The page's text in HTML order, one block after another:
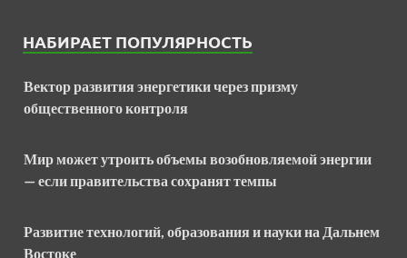
НАБИРАЕТ ПОПУЛЯРНОСТЬ
Вектор развития энергетики через призму
общественного контроля
Мир может утроить объемы возобновляемой энергии
— если правительства сохранят темпы
Развитие технологий, образования и науки на Дальнем
Востоке